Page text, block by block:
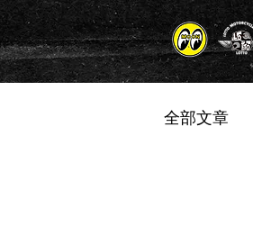
全部文章